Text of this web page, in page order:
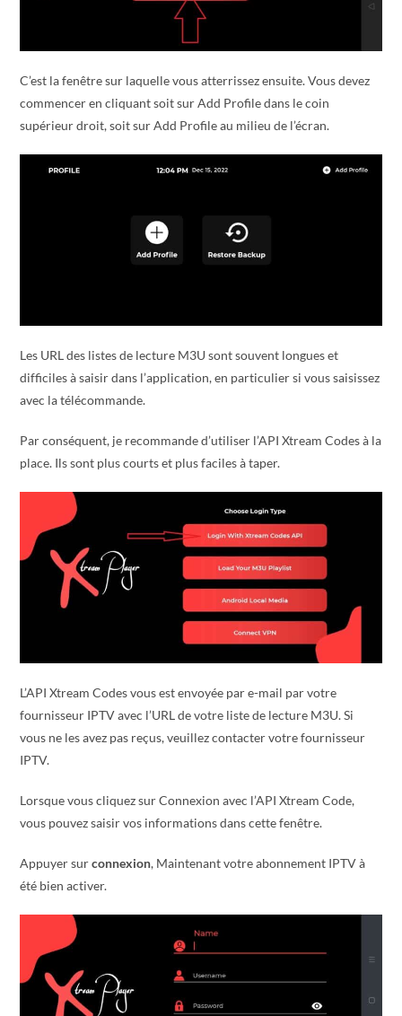
C’est la fenêtre sur laquelle vous atterrissez ensuite. Vous devez
commencer en cliquant soit sur Add Profile dans le coin
supérieur droit, soit sur Add Profile au milieu de l’écran.
Les URL des listes de lecture M3U sont souvent longues et
difficiles à saisir dans l’application, en particulier si vous saisissez
avec la télécommande.
Par conséquent, je recommande d’utiliser l’API Xtream Codes à la
place. Ils sont plus courts et plus faciles à taper.
L’API Xtream Codes vous est envoyée par e-mail par votre
fournisseur IPTV avec l’URL de votre liste de lecture M3U. Si
vous ne les avez pas reçus, veuillez contacter votre fournisseur
IPTV.
Lorsque vous cliquez sur Connexion avec l’API Xtream Code,
vous pouvez saisir vos informations dans cette fenêtre.
Appuyer surconnexion, Maintenant votre abonnement IPTV à
été bien activer.